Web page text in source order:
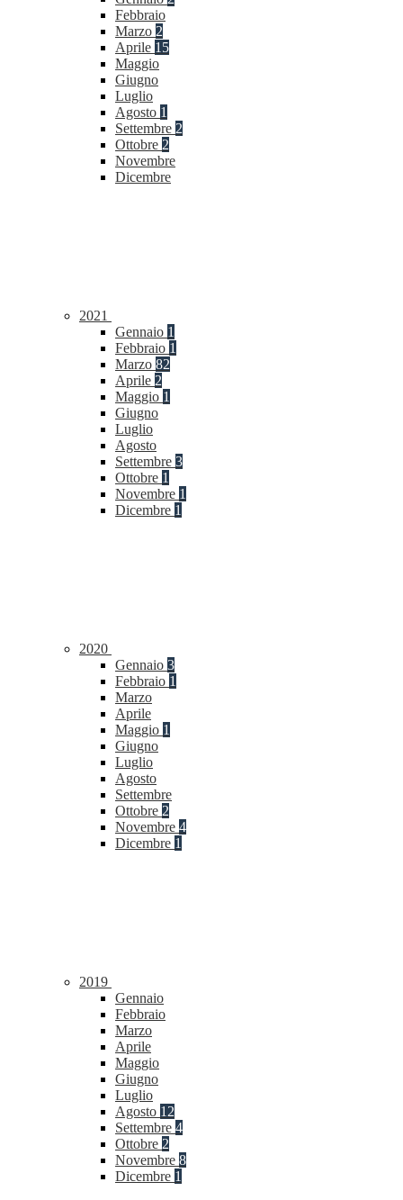
Febbraio
Marzo 2
Aprile 15
Maggio
Giugno
Luglio
Agosto 1
Settembre 2
Ottobre 2
Novembre
Dicembre
2021
Gennaio 1
Febbraio 1
Marzo 82
Aprile 2
Maggio 1
Giugno
Luglio
Agosto
Settembre 3
Ottobre 1
Novembre 1
Dicembre 1
2020
Gennaio 3
Febbraio 1
Marzo
Aprile
Maggio 1
Giugno
Luglio
Agosto
Settembre
Ottobre 2
Novembre 4
Dicembre 1
2019
Gennaio
Febbraio
Marzo
Aprile
Maggio
Giugno
Luglio
Agosto 12
Settembre 4
Ottobre 2
Novembre 8
Dicembre 1